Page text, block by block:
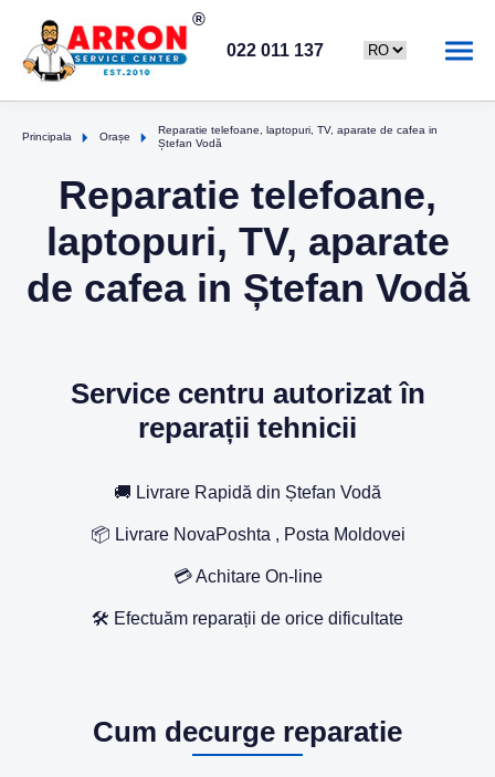
022 011 137
Principala Orașe
Reparatie telefoane, laptopuri, TV, aparate de cafea in
Ștefan Vodă
Reparatie telefoane,
laptopuri, TV, aparate
de cafea in Ștefan Vodă
Service centru autorizat în
reparații tehnicii
🚚 Livrare Rapidă din Ștefan Vodă
📦 Livrare NovaPoshta , Posta Moldovei
💳 Achitare On-line
🛠️ Efectuăm reparații de orice dificultate
Cum decurge reparatie